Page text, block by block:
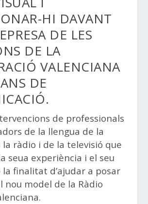
HI DAVANT
DE LES
DE LA
VALENCIANA
DE
de professionals
de la llengua de la
la ràdio i de la televisió que
seua experiència i el seu
finalitat d’ajudar a posar
nou model de la Ràdio